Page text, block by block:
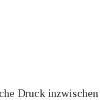
Druck inzwischen